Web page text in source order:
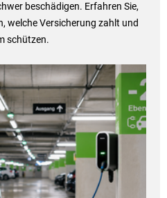
beschädigen. Erfahren Sie,
welche Versicherung zahlt und
schützen.